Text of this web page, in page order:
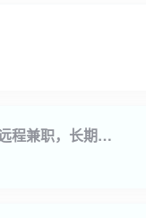
APP产品UI设计师，远程兼职，长期合作